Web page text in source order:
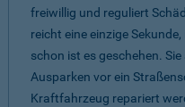
freiwillig und reguliert
reicht eine einzige
schon ist es geschehen.
Ausparken vor ein
Kraftfahrzeug repariert